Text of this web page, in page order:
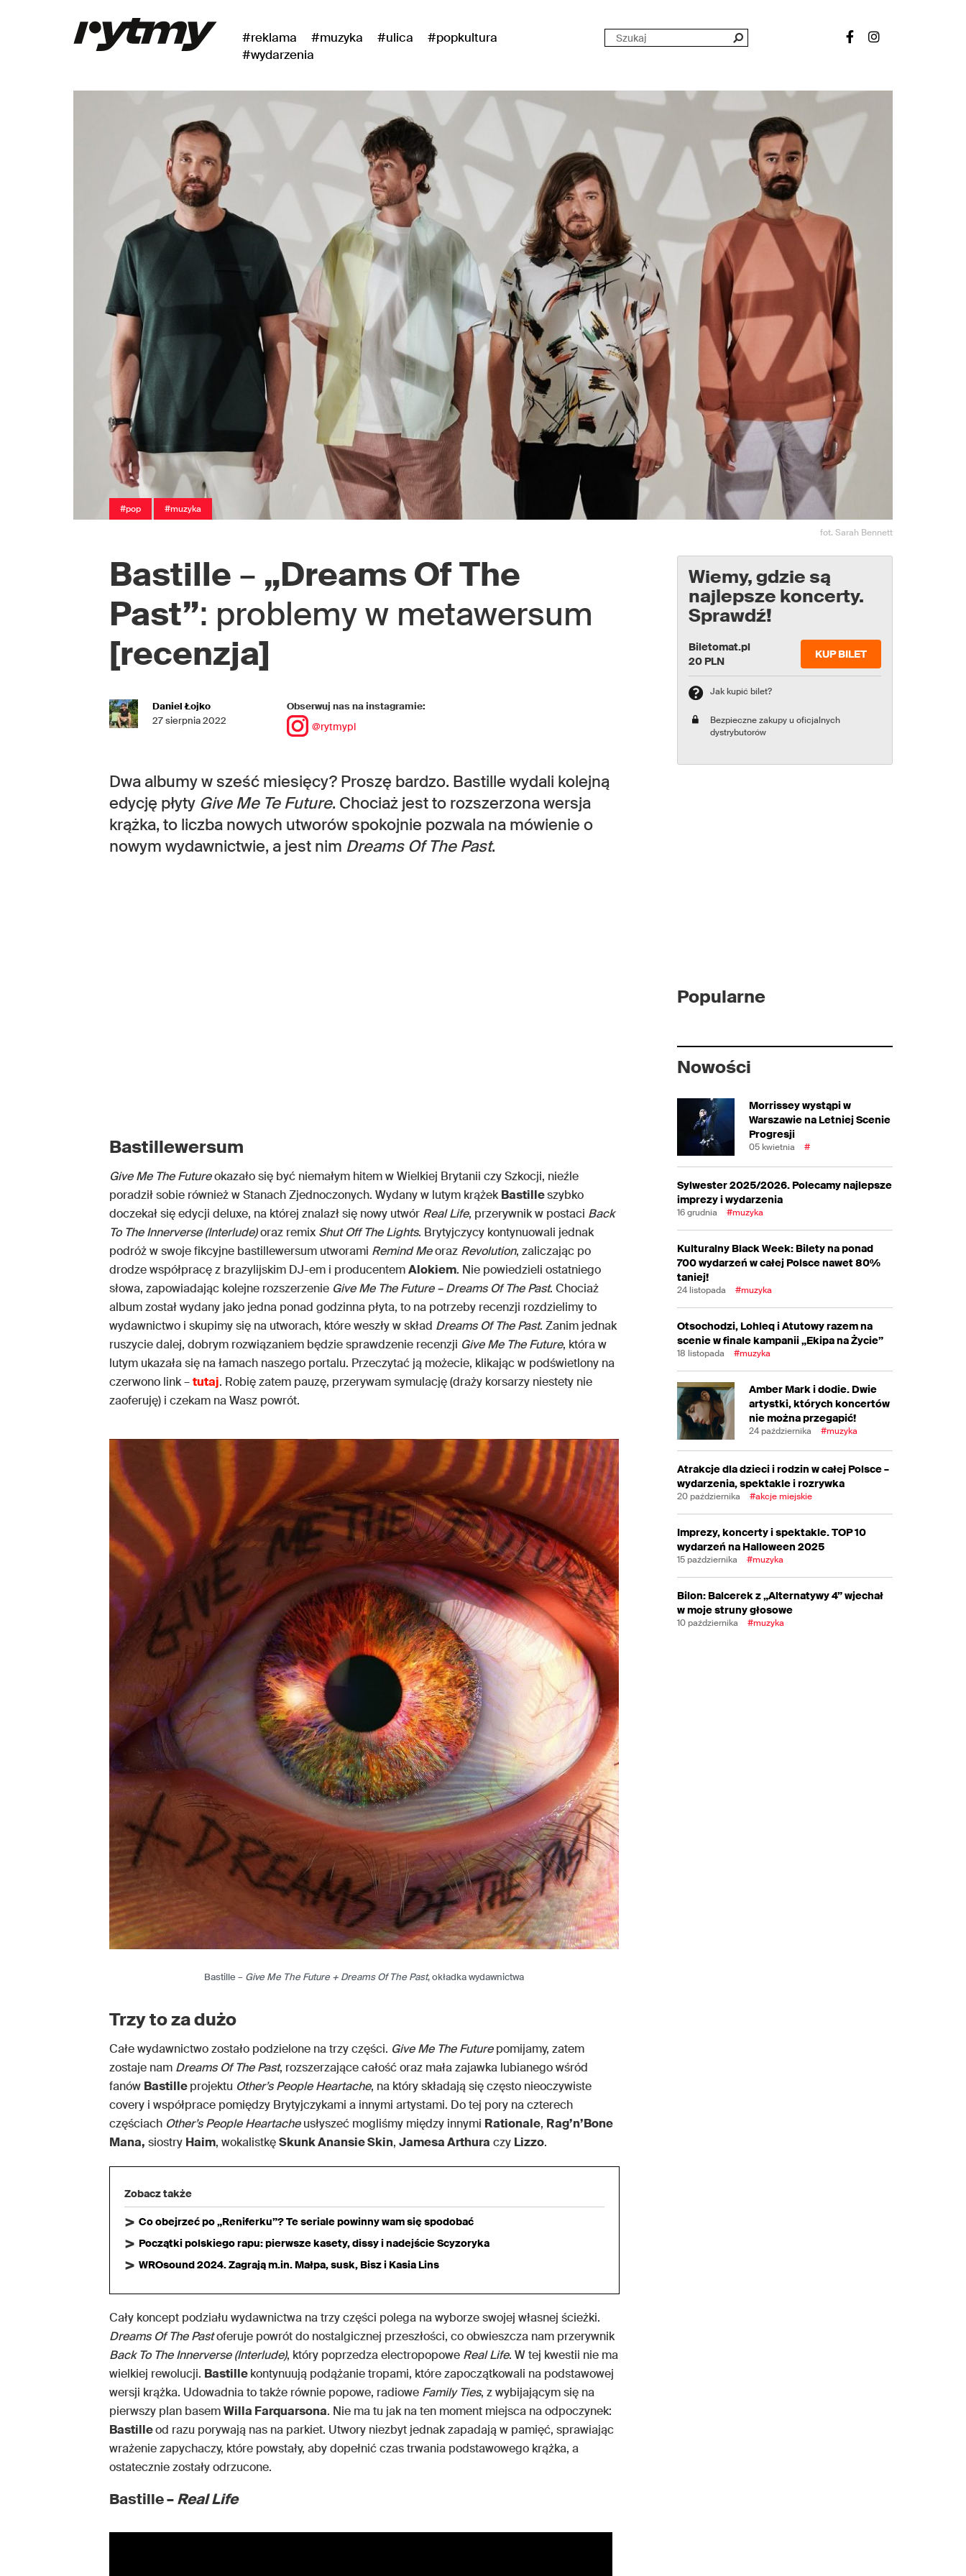
#reklama #muzyka #ulica
#popkultura
#wydarzenia
#pop #muzyka
fot. Sarah Bennett
Bastille – „Dreams Of The
Past”: problemy w metawersum
[recenzja]
Daniel Łojko
27 sierpnia 2022
Obserwuj nas na instagramie:
@rytmypl
Dwa albumy w sześć miesięcy? Proszę bardzo. Bastille wydali kolejną
edycję płyty Give Me Te Future. Chociaż jest to rozszerzona wersja
krążka, to liczba nowych utworów spokojnie pozwala na mówienie o
nowym wydawnictwie, a jest nim Dreams Of The Past.
Bastillewersum
Give Me The Futureokazało się być niemałym hitem w Wielkiej Brytanii czy Szkocji, nieźle
poradził sobie również w Stanach Zjednoczonych. Wydany w lutym krążekBastilleszybko
doczekał się edycji deluxe, na której znalazł się nowy utwór Real Life, przerywnik w postaci Back
To The Innerverse (Interlude)oraz remix Shut Off The Lights. Brytyjczycy kontynuowali jednak
podróż w swoje fikcyjne bastillewersum utworami Remind Meoraz Revolution, zaliczając po
drodze współpracę z brazylijskim DJ-em i producentemAlokiem. Nie powiedzieli ostatniego
słowa, zapowiadając kolejne rozszerzenie Give Me The Future – Dreams Of The Past. Chociaż
album został wydany jako jedna ponad godzinna płyta, to na potrzeby recenzji rozdzielimy to
wydawnictwo i skupimy się na utworach, które weszły w skład Dreams Of The Past. Zanim jednak
ruszycie dalej, dobrym rozwiązaniem będzie sprawdzenie recenzji Give Me The Future, która w
lutym ukazała się na łamach naszego portalu. Przeczytać ją możecie, klikając w podświetlony na
czerwono link –tutaj. Robię zatem pauzę, przerywam symulację (draży korsarzy niestety nie
zaoferuję) i czekam na Wasz powrót.
Bastille – Give Me The Future + Dreams Of The Past, okładka wydawnictwa
Trzy to za dużo
Całe wydawnictwo zostało podzielone na trzy części. Give Me The Futurepomijamy, zatem
zostaje nam Dreams Of The Past, rozszerzające całość oraz mała zajawka lubianego wśród
fanów Bastilleprojektu Other’s People Heartache, na który składają się często nieoczywiste
covery i współprace pomiędzy Brytyjczykami a innymi artystami. Do tej pory na czterech
częściach Other’s People Heartacheusłyszeć mogliśmy między innymi Rationale, Rag’n’Bone
Mana, siostry Haim, wokalistkęSkunk Anansie Skin, Jamesa Arthura czy Lizzo.
Zobacz także
Co obejrzeć po „Reniferku”? Te seriale powinny wam się spodobać
Początki polskiego rapu: pierwsze kasety, dissy i nadejście Scyzoryka
WROsound 2024. Zagrają m.in. Małpa, susk, Bisz i Kasia Lins
Cały koncept podziału wydawnictwa na trzy części polega na wyborze swojej własnej ścieżki.
Dreams Of The Pastoferuje powrót do nostalgicznej przeszłości, co obwieszcza nam przerywnik
Back To The Innerverse (Interlude), który poprzedza electropopowe Real Life. W tej kwestii nie ma
wielkiej rewolucji. Bastillekontynuują podążanie tropami, które zapoczątkowali na podstawowej
wersji krążka. Udowadnia to także równie popowe, radiowe Family Ties, z wybijającym się na
pierwszy plan basemWilla Farquarsona. Nie ma tu jak na ten moment miejsca na odpoczynek:
Bastilleod razu porywają nas na parkiet. Utwory niezbyt jednak zapadają w pamięć, sprawiając
wrażenie zapychaczy, które powstały, aby dopełnić czas trwania podstawowego krążka, a
ostatecznie zostały odrzucone.
Bastille –Real Life
Wiemy, gdzie są
najlepsze koncerty.
Sprawdź!
Biletomat.pl
20 PLN
KUP BILET
Jak kupić bilet?
Bezpieczne zakupy u oficjalnych
dystrybutorów
Popularne
Nowości
Morrissey wystąpi w
Warszawie na Letniej Scenie
Progresji
05 kwietnia #
Sylwester 2025/2026. Polecamy najlepsze
imprezy i wydarzenia
16 grudnia #muzyka
Kulturalny Black Week: Bilety na ponad
700 wydarzeń w całej Polsce nawet 80%
taniej!
24 listopada #muzyka
Otsochodzi, Lohleq i Atutowy razem na
scenie w finale kampanii „Ekipa na Życie”
18 listopada #muzyka
Amber Mark i dodie. Dwie
artystki, których koncertów
nie można przegapić!
24 października #muzyka
Atrakcje dla dzieci i rodzin w całej Polsce –
wydarzenia, spektakle i rozrywka
20 października #akcje miejskie
Imprezy, koncerty i spektakle. TOP 10
wydarzeń na Halloween 2025
15 października #muzyka
Bilon: Balcerek z „Alternatywy 4” wjechał
w moje struny głosowe
10 października #muzyka